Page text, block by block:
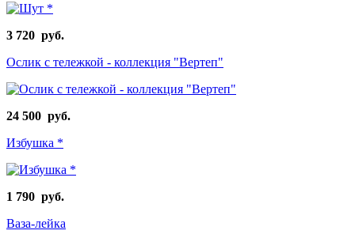
3 720 руб.
Ослик с тележкой - коллекция "Вертеп"
24 500 руб.
Избушка *
1 790 руб.
Ваза-лейка